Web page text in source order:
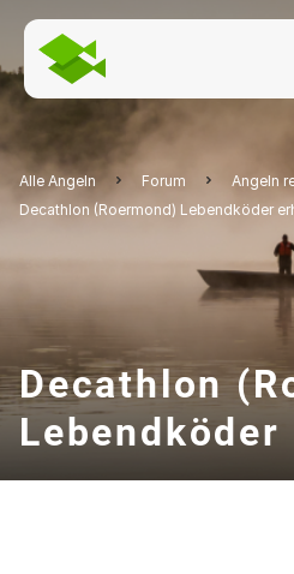
Alle Angeln Forum
Angeln
Decathlon (Roermond) Lebendköder
Decathlon